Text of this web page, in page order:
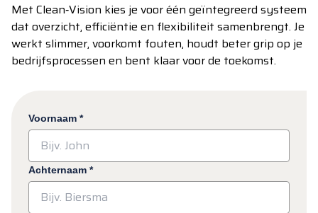
Met Clean‑Vision kies je voor één geïntegreerd systeem
dat overzicht, efficiëntie en flexibiliteit samenbrengt. Je
werkt slimmer, voorkomt fouten, houdt beter grip op je
bedrijfsprocessen en bent klaar voor de toekomst.
Voornaam *
Achternaam *